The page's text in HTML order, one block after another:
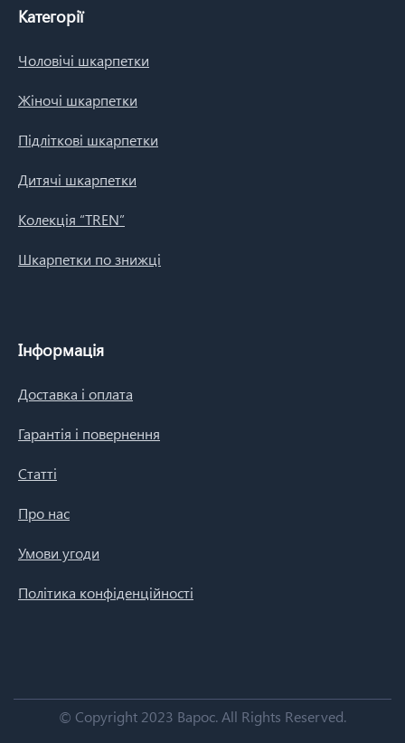
Категорії
Чоловічі шкарпетки
Жіночі шкарпетки
Підліткові шкарпетки
Дитячі шкарпетки
Колекція “TREN”
Шкарпетки по знижці
Інформація
Доставка і оплата
Гарантія і повернення
Статті
Про нас
Умови угоди
Політика конфіденційності
© Copyright 2023 Варос. All Rights Reserved.